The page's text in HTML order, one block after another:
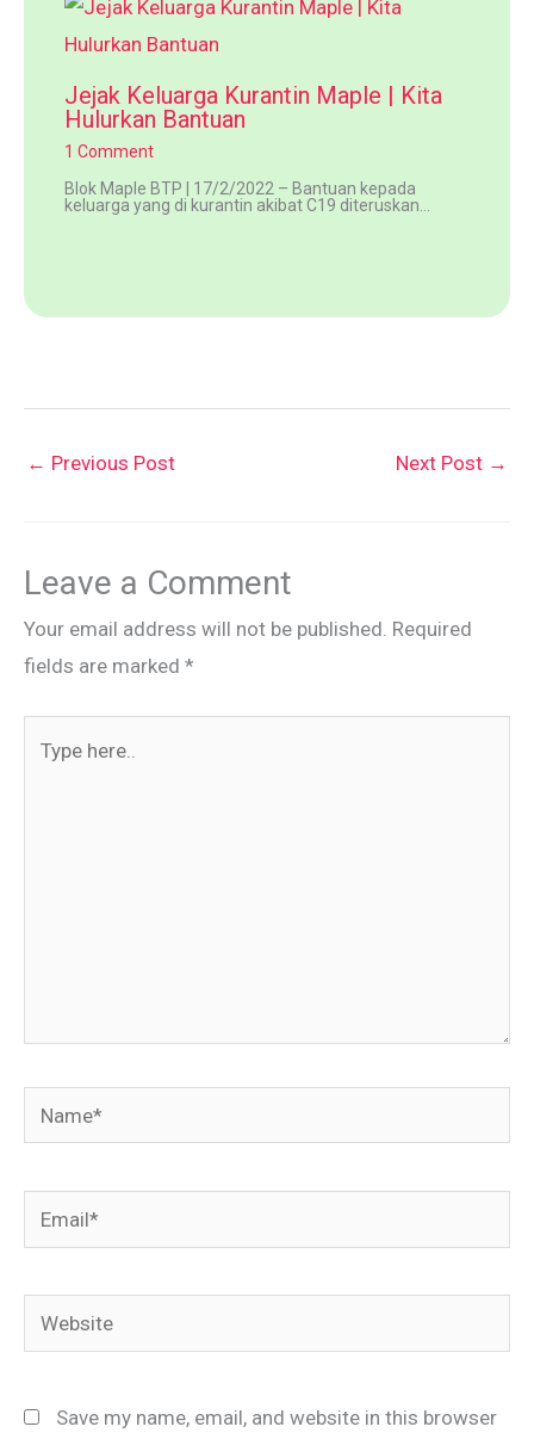
Jejak Keluarga Kurantin Maple | Kita
Hulurkan Bantuan
1 Comment
Blok Maple BTP | 17/2/2022 – Bantuan kepada
keluarga yang di kurantin akibat C19 diteruskan…
← Previous Post Next Post →
Leave a Comment
Your email address will not be published. Required
fields are marked *
here..
Name*
Email*
Website
Save my name, email, and website in this browser